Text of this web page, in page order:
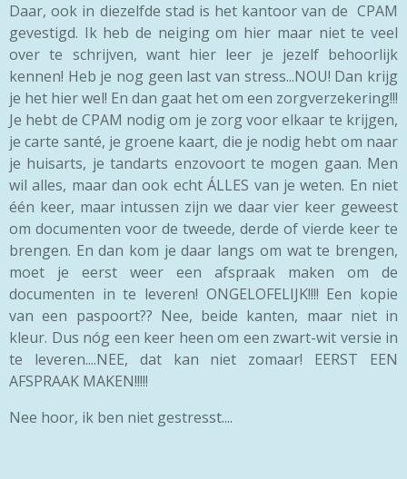
Daar, ook in diezelfde stad is het kantoor van de CPAM
gevestigd. Ik heb de neiging om hier maar niet te veel
over te schrijven, want hier leer je jezelf behoorlijk
kennen! Heb je nog geen last van stress...NOU! Dan krijg
je het hier wel! En dan gaat het om een zorgverzekering!!!
Je hebt de CPAM nodig om je zorg voor elkaar te krijgen,
je carte santé, je groene kaart, die je nodig hebt om naar
je huisarts, je tandarts enzovoort te mogen gaan. Men
wil alles, maar dan ook echt ÁLLES van je weten. En niet
één keer, maar intussen zijn we daar vier keer geweest
om documenten voor de tweede, derde of vierde keer te
brengen. En dan kom je daar langs om wat te brengen,
moet je eerst weer een afspraak maken om de
documenten in te leveren! ONGELOFELIJK!!!! Een kopie
van een paspoort?? Nee, beide kanten, maar niet in
kleur. Dus nóg een keer heen om een zwart-wit versie in
te leveren....NEE, dat kan niet zomaar! EERST EEN
AFSPRAAK MAKEN!!!!!
Nee hoor, ik ben niet gestresst....